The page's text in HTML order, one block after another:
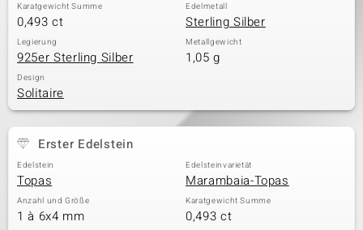
Classics
Karatgewicht Summe
0,493 ct
Edelmetall
Sterling Silber
Legierung
925er Sterling Silber
Metallgewicht
1,05 g
Design
Solitaire
Erster Edelstein
Edelstein
Topas
Edelsteinvarietät
Marambaia-Topas
Anzahl und Größe
1 à 6x4 mm
Karatgewicht Summe
0,493 ct